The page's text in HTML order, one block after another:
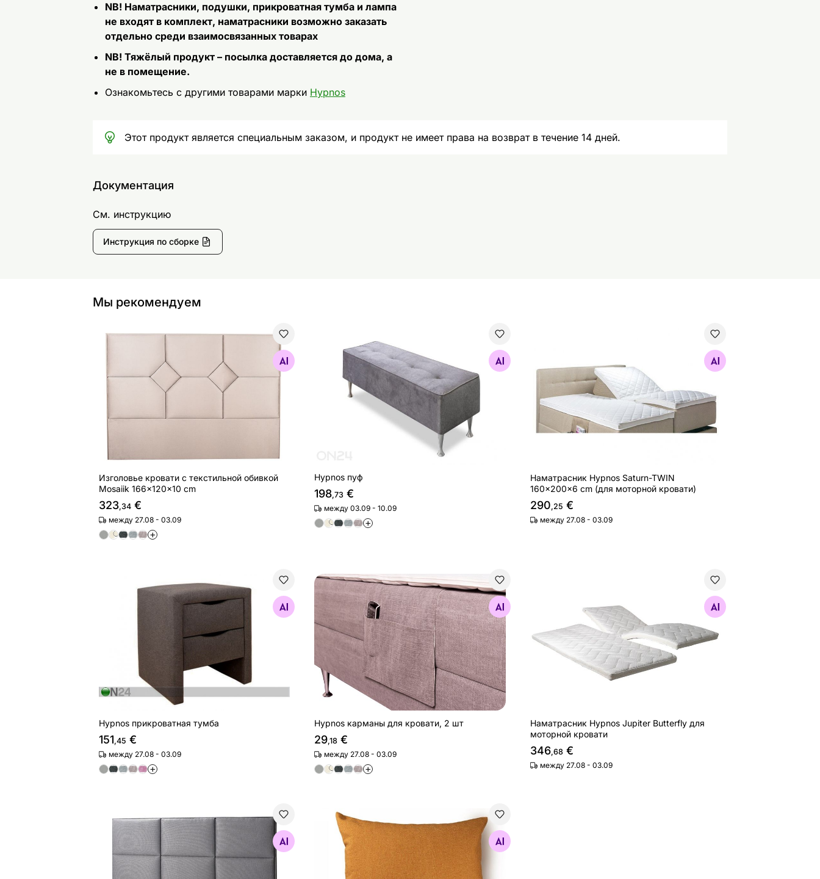
NB! Наматрасники, подушки, прикроватная тумба и лампа
не входят в комплект, наматрасники возможно заказать
отдельно среди взаимосвязанных товарах
NB! Тяжёлый продукт – посылка доставляется до дома, а
не в помещение.
Ознакомьтесь с другими товарами марки Hypnos
Этот продукт является специальным заказом, и продукт не имеет права на возврат в течение 14 дней.
Документация
См. инструкцию
Инструкция по сборке
Мы рекомендуем
Изголовье кровати с текстильной обивкой Mosaiik 166x120x10 cm
Найдите похожие
Изголовье кровати с текстильной обивкой
Mosaiik 166x120x10 cm
323,34 €
между 27.08 - 03.09
+
Hypnos пуф
Найдите похожие
Hypnos пуф
198,73 €
между 03.09 - 10.09
+
Наматрасник Hypnos Saturn-TWIN 160x200x6 cm (для
Наматрасник Hypnos Saturn-TWIN
160x200x6 cm (для моторной кровати)
290,25 €
между 27.08 - 03.09
Hypnos прикроватная тумба
Найдите похожие
Hypnos прикроватная тумба
151,45 €
между 27.08 - 03.09
+
Hypnos карманы для кровати, 2 шт
Найдите похожие
Hypnos карманы для кровати, 2 шт
29,18 €
между 27.08 - 03.09
+
Наматрасник Hypnos Jupiter Butterfly для моторной кровати
Наматрасник Hypnos Jupiter Butterfly для
моторной кровати
346,68€
между 27.08 - 03.09
Hypnos изголовье кровати с текстильной обивкой Chess 166x120x10 cm
Найдите похожие
Декоративная подушка Hypnos 50x60 cm
Найдите похожие